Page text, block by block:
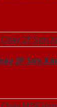
2P Sơn